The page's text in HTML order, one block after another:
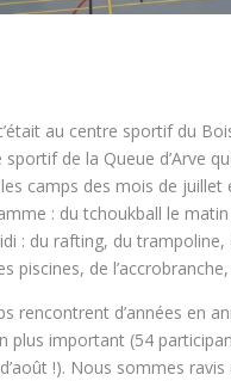
au centre sportif du
sportif de la Queue d’Arve
camps des mois de juillet
: du tchoukball le
: du rafting, du trampoline,
piscines, de
rencontrent d’années en
plus important (54
!). Nous sommes ravis